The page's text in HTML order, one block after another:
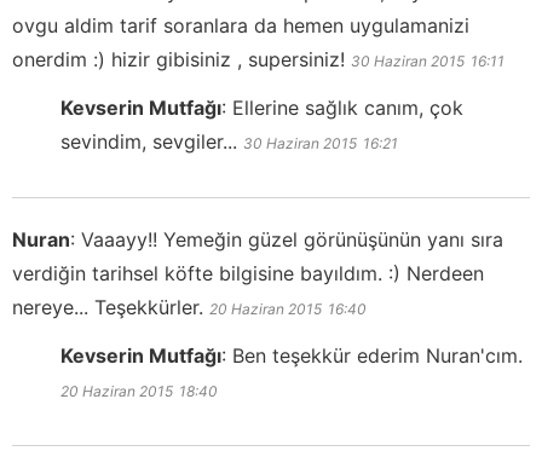
ovgu aldim tarif soranlara da hemen uygulamanizi
onerdim :) hizir gibisiniz , supersiniz! 30 Haziran 2015 16:11
Kevserin Mutfağı: Ellerine sağlık canım, çok
sevindim, sevgiler... 30 Haziran 2015 16:21
Nuran: Vaaayy!! Yemeğin güzel görünüşünün yanı sıra
verdiğin tarihsel köfte bilgisine bayıldım. :) Nerdeen
nereye... Teşekkürler. 20 Haziran 2015 16:40
Kevserin Mutfağı: Ben teşekkür ederim Nuran'cım.
20 Haziran 2015 18:40